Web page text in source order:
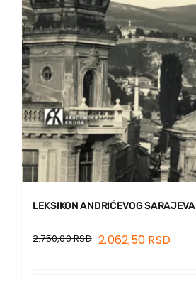
LEKSIKON ANDRIĆEVOG SARAJEVA
2.750,00RSD 2.062,50 RSD